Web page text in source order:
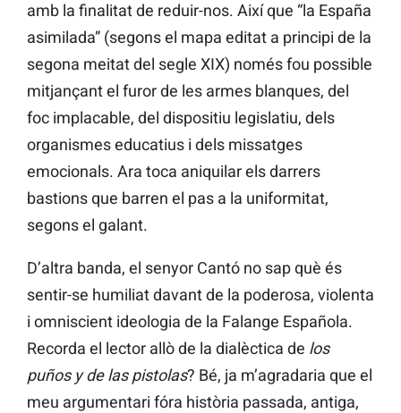
amb la finalitat de reduir-nos. Així que “la España
asimilada” (segons el mapa editat a principi de la
segona meitat del segle XIX) només fou possible
mitjançant el furor de les armes blanques, del
foc implacable, del dispositiu legislatiu, dels
organismes educatius i dels missatges
emocionals. Ara toca aniquilar els darrers
bastions que barren el pas a la uniformitat,
segons el galant.
D’altra banda, el senyor Cantó no sap què és
sentir-se humiliat davant de la poderosa, violenta
i omniscient ideologia de la Falange Española.
Recorda el lector allò de la dialèctica de los
puños y de las pistolas? Bé, ja m’agradaria que el
meu argumentari fóra història passada, antiga,